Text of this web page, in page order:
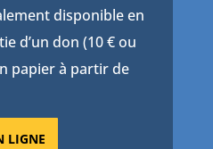
disponible en
d’un don (10 € ou
papier à partir de
LIGNE